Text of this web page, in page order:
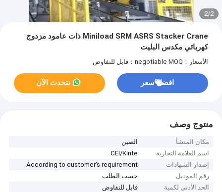
2/2
Miniload SRM ASRS Stacker Crane ذات عامود مزدوج
كهربائي مكدس البليت
الأسعار：negotiable MOQ：قابل للتفاوض
افضل سعر نتحدث الآن
منتوج وصف
مكان المنشأ
الصين
اسم العلامة التجارية
CEI/Kinte
إصدار الشهادات
According to customer's requirement
رقم الموديل
حسب الطلب
الحد الأدنى لكمية
قابل للتفاوض